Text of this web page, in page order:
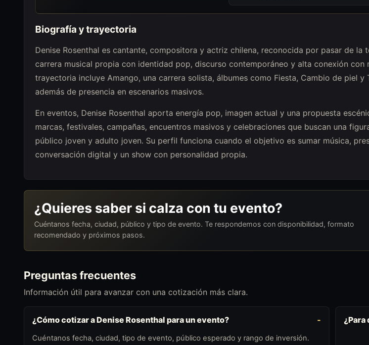
Biografía y trayectoria
Denise Rosenthal es cantante, compositora y actriz chilena, reconocida por pasar de la
carrera musical propia con identidad pop, discurso contemporáneo y alta conexión con
trayectoria incluye Amango, una carrera solista, álbumes como Fiesta, Cambio de piel y
además de presencia en escenarios masivos.
En eventos, Denise Rosenthal aporta energía pop, imagen actual y una propuesta
marcas, festivales, campañas, encuentros masivos y celebraciones que buscan una
público joven y adulto joven. Su perfil funciona cuando el objetivo es sumar música,
conversación digital y un show con personalidad propia.
¿Quieres saber si calza con tu evento?
Cuéntanos fecha, ciudad, público y tipo de evento. Te respondemos con disponibilidad, formato
recomendado y próximos pasos.
Preguntas frecuentes
Información útil para avanzar con una cotización más clara.
¿Cómo cotizar a Denise Rosenthal para un evento?
Cuéntanos fecha, ciudad, tipo de evento, público esperado y rango de inversión.